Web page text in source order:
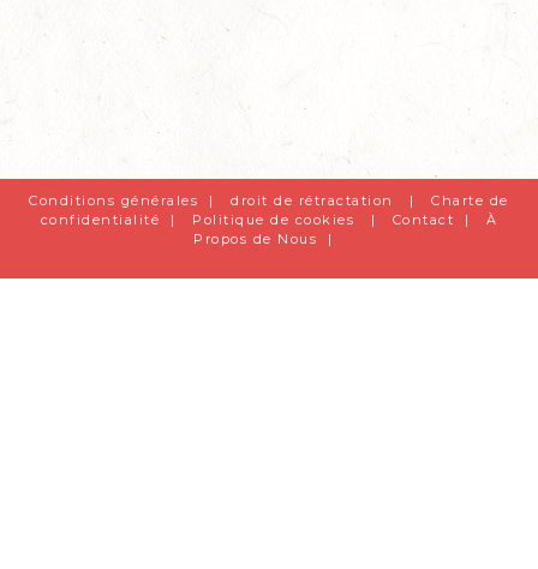
Conditions générales |droit de rétractation |Charte de
confidentialité | Politique de cookies | Contact | À
Propos de Nous |